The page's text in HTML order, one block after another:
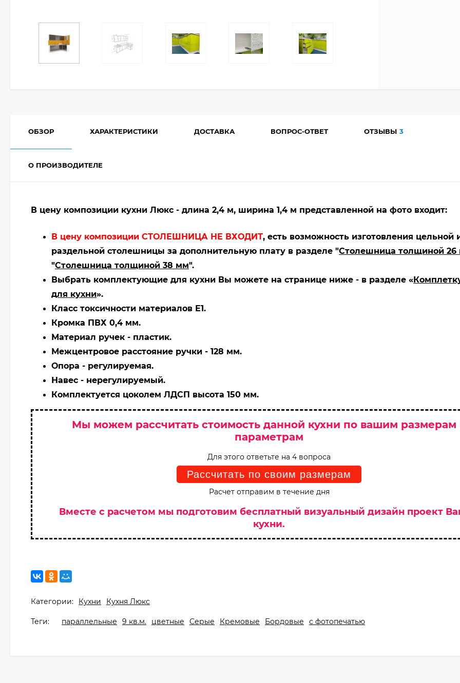
ОБЗОР ХАРАКТЕРИСТИКИ ДОСТАВКА ВОПРОС-ОТВЕТ ОТЗЫВЫ 3
О ПРОИЗВОДИТЕЛЕ
В цену композиции кухни Люкс - длина 2,4 м, ширина 1,4 м представленной на фото входит:
В цену композиции СТОЛЕШНИЦА НЕ ВХОДИТ, есть возможность изготовления цельной
раздельной столешницы за дополнительную плату в разделе "Столешница толщиной 26
"Столешница толщиной 38 мм".
Выбрать комплектующие для кухни Вы можете на странице ниже - в разделе «
для кухни».
Класс токсичности материалов Е1.
Кромка ПВХ 0,4 мм.
Материал ручек - пластик.
Межцентровое расстояние ручки - 128 мм.
Опора - регулируемая.
Навес - нерегулируемый.
Комплектуется цоколем ЛДСП высота 150 мм.
Мы можем рассчитать стоимость данной кухни по вашим размерам
параметрам
Для этого ответьте на 4 вопроса
Рассчитать по своим размерам
Расчет отправим в течение дня
Вместе с расчетом мы подготовим бесплатный визуальный дизайн проект
кухни.
Категории: Кухни Кухня Люкс
Теги: параллельные 9 кв.м. цветные Серые Кремовые Бордовые с фотопечатью